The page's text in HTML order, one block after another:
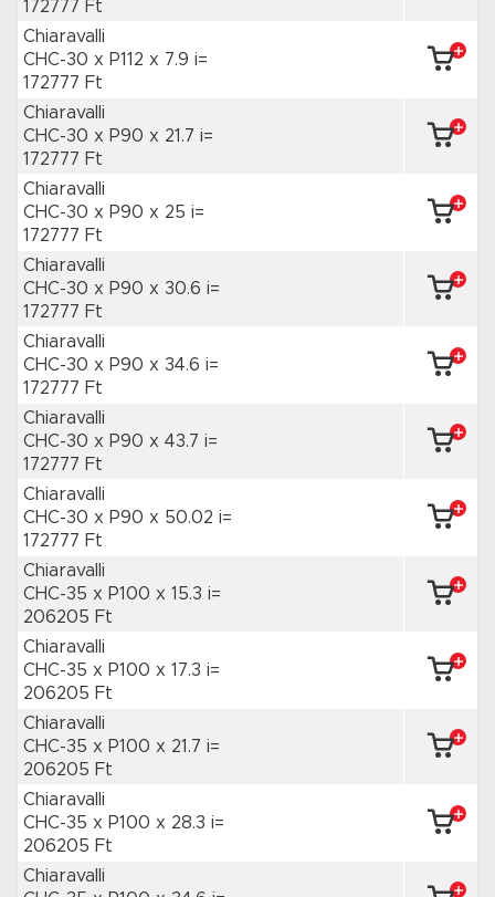
172777 Ft
Chiaravalli
CHC-30 x P112 x 7.9 i=
172777 Ft
Chiaravalli
CHC-30 x P90 x 21.7 i=
172777 Ft
Chiaravalli
CHC-30 x P90 x 25 i=
172777 Ft
Chiaravalli
CHC-30 x P90 x 30.6 i=
172777 Ft
Chiaravalli
CHC-30 x P90 x 34.6 i=
172777 Ft
Chiaravalli
CHC-30 x P90 x 43.7 i=
172777 Ft
Chiaravalli
CHC-30 x P90 x 50.02 i=
172777 Ft
Chiaravalli
CHC-35 x P100 x 15.3 i=
206205 Ft
Chiaravalli
CHC-35 x P100 x 17.3 i=
206205 Ft
Chiaravalli
CHC-35 x P100 x 21.7 i=
206205 Ft
Chiaravalli
CHC-35 x P100 x 28.3 i=
206205 Ft
Chiaravalli